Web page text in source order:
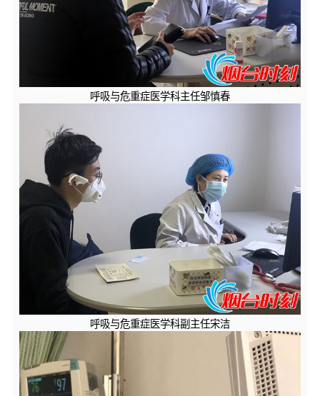
呼吸与危重症医学科主任邹慎春
呼吸与危重症医学科副主任宋洁